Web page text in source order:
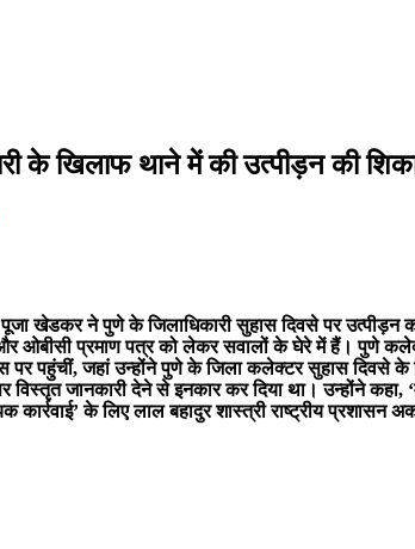
के खिलाफ थाने में की उत्पीड़न की
पूजा खेडकर ने पुणे के जिलाधिकारी सुहास दिवसे पर
और ओबीसी प्रमाण पत्र को लेकर सवालों के घेरे में हैं। पुणे
पर पहुंचीं, जहां उन्होंने पुणे के जिला कलेक्टर सुहास
जानकारी देने से इनकार कर दिया था। उन्होंने
के लिए लाल बहादुर शास्त्री राष्ट्रीय प्रशासन